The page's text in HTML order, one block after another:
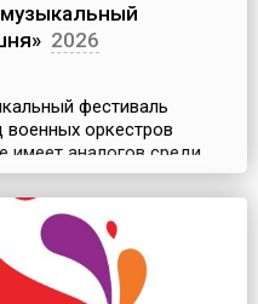
2026
фестиваль
военных оркестров
имеет аналогов среди
(то есть парадов
Это
театрализованное
сочетаются разные
классическая,